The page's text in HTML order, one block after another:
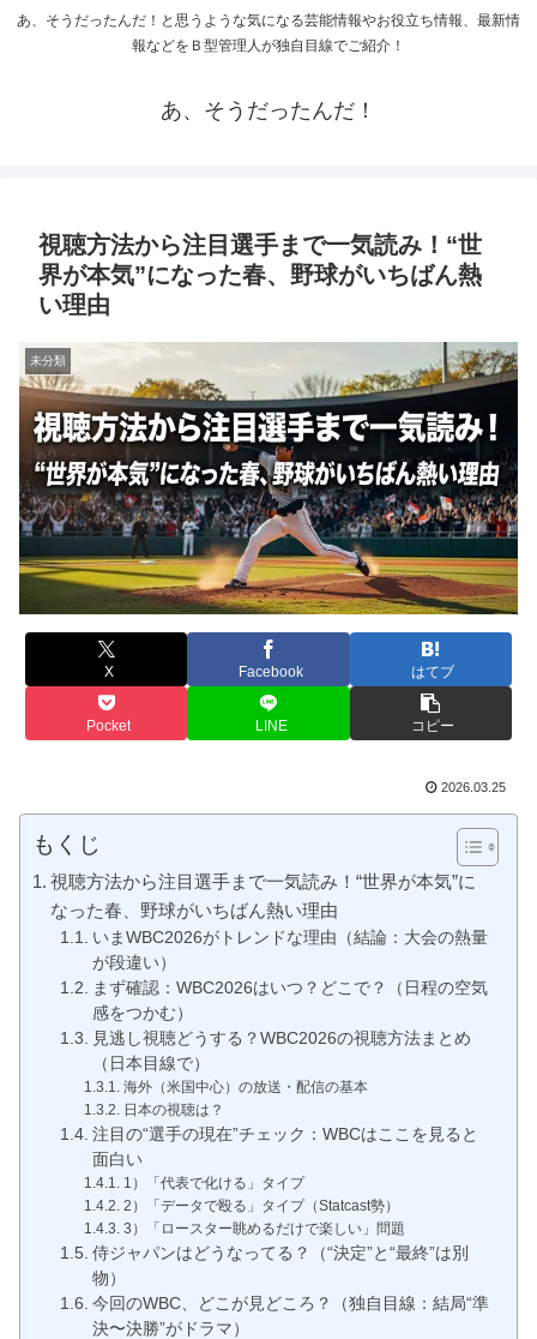
あ、そうだったんだ！と思うような気になる芸能情報やお役立ち情報、最新情
報などをＢ型管理人が独自目線でご紹介！
あ、そうだったんだ！
視聴方法から注目選手まで一気読み！“世
界が本気”になった春、野球がいちばん熱
い理由
未分類
X Facebook はてブ
Pocket LINE コピー
2026.03.25
もくじ
視聴方法から注目選手まで一気読み！“世界が本気”に
なった春、野球がいちばん熱い理由
いまWBC2026がトレンドな理由（結論：大会の熱量
が段違い）
まず確認：WBC2026はいつ？どこで？（日程の空気
感をつかむ）
見逃し視聴どうする？WBC2026の視聴方法まとめ
（日本目線で）
海外（米国中心）の放送・配信の基本
日本の視聴は？
注目の“選手の現在”チェック：WBCはここを見ると
面白い
1）「代表で化ける」タイプ
2）「データで殴る」タイプ（Statcast勢）
3）「ロースター眺めるだけで楽しい」問題
侍ジャパンはどうなってる？（“決定”と“最終”は別
物）
今回のWBC、どこが見どころ？（独自目線：結局“準
決〜決勝”がドラマ）